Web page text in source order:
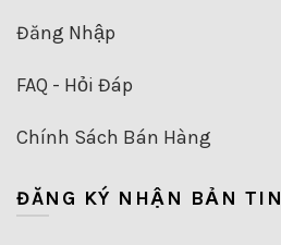
Đăng Nhập
FAQ - Hỏi Đáp
Chính Sách Bán Hàng
ĐĂNG KÝ NHẬN BẢN TIN